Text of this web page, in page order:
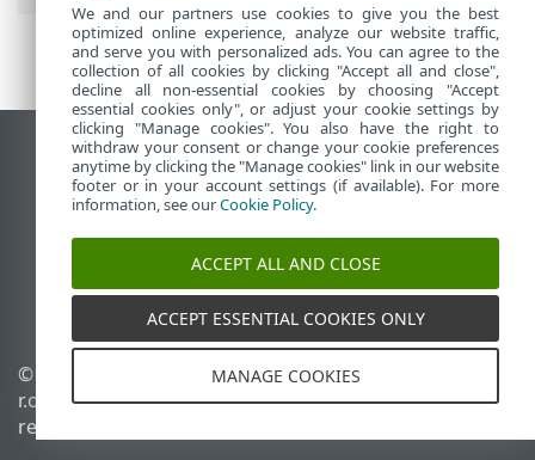
Ver sitio para ordenador
End of Life
Base de conocimiento de ESET
Foro de ESET
ESET Status Portal
Soporte técnico regional
© 1992 - 2026 ESET, spol. s
r.o. Todos los derechos
reservados.
Administrar cookies
Política de cookies
We and our partners use cookies to give you the best
optimized online experience, analyze our website traffic,
and serve you with personalized ads. You can agree to the
collection of all cookies by clicking "Accept all and close",
decline all non-essential cookies by choosing "Accept
essential cookies only", or adjust your cookie settings by
clicking "Manage cookies". You also have the right to
withdraw your consent or change your cookie preferences
anytime by clicking the "Manage cookies" link in our website
footer or in your account settings (if available). For more
information, see ourCookie Policy.
ACCEPT ALL AND CLOSE
ACCEPT ESSENTIAL COOKIES ONLY
MANAGE COOKIES